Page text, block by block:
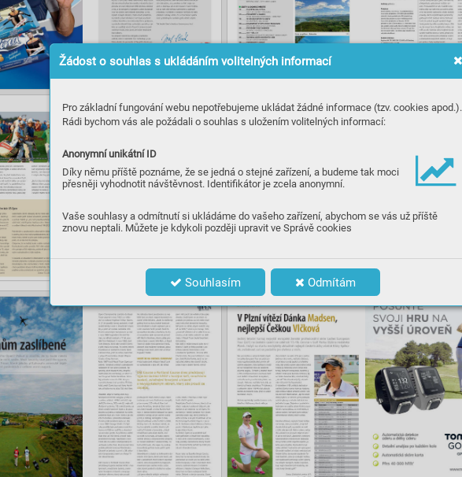
Žádost o souhlas s ukládáním volitelných informací
Pro základní fungování webu nepotřebujeme ukládat žádné informace (tzv. cookies apod.).
Rádi bychom vás ale požádali o souhlas s uložením volitelných informací:
Anonymní unikátní ID
Díky němu příště poznáme, že se jedná o stejné zařízení, a budeme tak moci
přesněji vyhodnotit návštěvnost. Identifikátor je zcela anonymní.
Vaše souhlasy a odmítnutí si ukládáme do vašeho zařízení, abychom se vás už příště
znovu neptali. Můžete je kdykoli později upravit ve Správě cookies
Souhlasím Odmítám